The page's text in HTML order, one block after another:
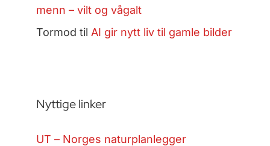
menn – vilt og vågalt
Tormod til AI gir nytt liv til gamle bilder
Nyttige linker
UT – Norges naturplanlegger